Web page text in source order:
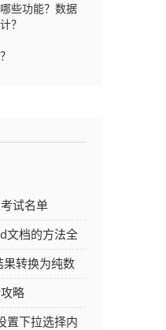
些功能？数据
？
试名单
文档的方法全
果转换为纯数
略
置下拉选择内